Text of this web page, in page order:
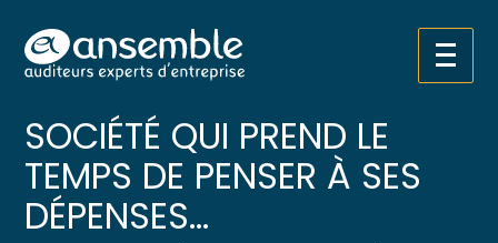
Aller
au
Créer et reprendre une activité
Gérer votre quotidien
Piloter votre entreprise
Développer votre entreprise
Pilotez votre gestion
Suivre votre comptabilité
Gérer vos ressources humaines
Dématérialiser vos documents
C’EST L’HISTOIRE D’UNE
SOCIÉTÉ QUI PREND LE
TEMPS DE PENSER À SES
DÉPENSES…